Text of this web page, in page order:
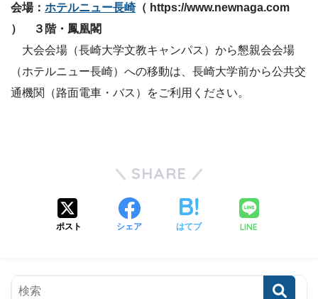
会場： ホテルニュー長崎（ https://www.newnaga.com
） ３階・鳳凰閣
大会会場（長崎大学文教キャンパス）から懇親会会場
（ホテルニュー長崎）への移動は、長崎大学前から公共交
通機関（路面電車・バス）をご利用ください。
SHARE
ポスト シェア はてブ LINE